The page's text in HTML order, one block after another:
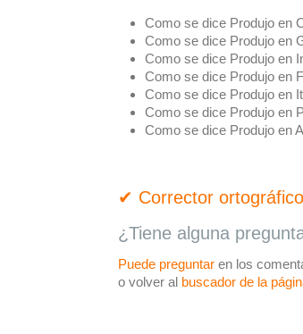
Como se dice Produjo en
Como se dice Produjo en
Como se dice Produjo en
Como se dice Produjo en
Como se dice Produjo en
Como se dice Produjo en
Como se dice Produjo en
✔ Corrector
¿Tiene alguna
Puede preguntar en los
o volver al buscador de la